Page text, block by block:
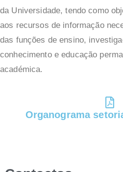
da Universidade, tendo como
aos recursos de informação
das funções de ensino,
conhecimento e educação
académica.
Organograma